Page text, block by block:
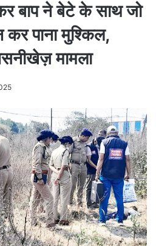
बाप ने बेटे के साथ जो
पाना मुश्किल,
मामला